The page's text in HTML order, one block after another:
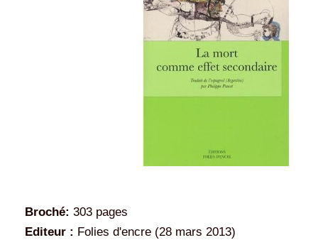
Broché: 303 pages
Editeur : Folies d'encre (28 mars 2013)